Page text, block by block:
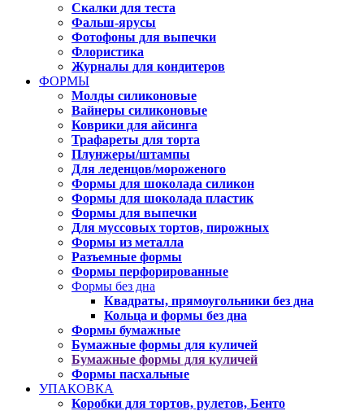
Скалки для теста
Фальш-ярусы
Фотофоны для выпечки
Флористика
Журналы для кондитеров
ФОРМЫ
Молды силиконовые
Вайнеры силиконовые
Коврики для айсинга
Трафареты для торта
Плунжеры/штампы
Для леденцов/мороженого
Формы для шоколада силикон
Формы для шоколада пластик
Формы для выпечки
Для муссовых тортов, пирожных
Формы из металла
Разъемные формы
Формы перфорированные
Формы без дна
Квадраты, прямоугольники без дна
Кольца и формы без дна
Формы бумажные
Бумажные формы для куличей
Бумажные формы для куличей
Формы пасхальные
УПАКОВКА
Коробки для тортов, рулетов, Бенто